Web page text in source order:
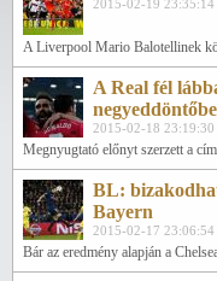
2015-02-19 23:35:14
A Liverpool Mario Balotellinek
A Real fél
2015-02-18 23:19:30
Megnyugtató előnyt szerzett a
BL:
Bayern
2015-02-17 23:06:54
Bár az eredmény alapján a